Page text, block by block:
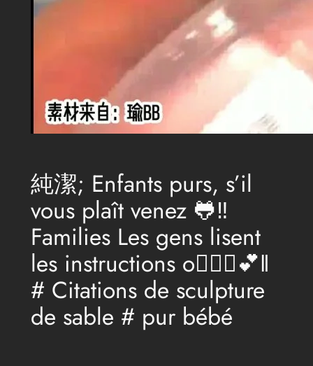
純潔; Enfants purs, s’il
vous plaît venez 🐸‼
️Families Les gens lisent
les instructions o🙆🏻‍♀💕‖
# Citations de sculpture
de sable # pur bébé